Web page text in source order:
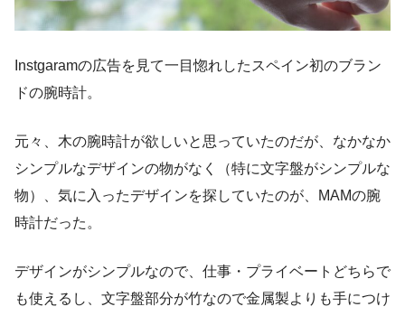
Instgaramの広告を見て一目惚れしたスペイン初のブラン
ドの腕時計。
元々、木の腕時計が欲しいと思っていたのだが、なかなか
シンプルなデザインの物がなく（特に文字盤がシンプルな
物）、気に入ったデザインを探していたのが、MAMの腕
時計だった。
デザインがシンプルなので、仕事・プライベートどちらで
も使えるし、文字盤部分が竹なので金属製よりも手につけ